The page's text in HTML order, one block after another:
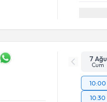
7 Ağu
Cum
10:00
10:30